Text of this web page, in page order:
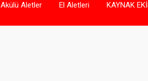
Akülü Aletler El Aletleri KAYNAK